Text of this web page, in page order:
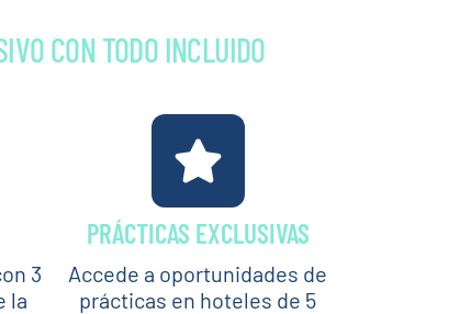
CON TODO INCLUIDO
3
la
PRÁCTICAS EXCLUSIVAS
Accede a oportunidades de
prácticas en hoteles de 5